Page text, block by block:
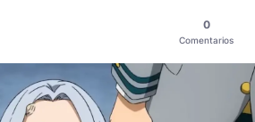
0
Comentarios